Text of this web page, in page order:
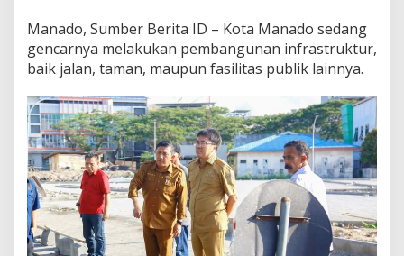
P
e
m
b
n
g
u
n
a
n
I
n
f
Manado, Sumber Berita ID – Kota Manado sedang
gencarnya melakukan pembangunan infrastruktur,
baik jalan, taman, maupun fasilitas publik lainnya.